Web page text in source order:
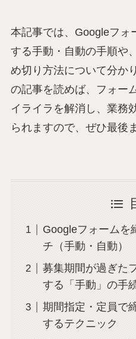
本記事では、Googleフォ
する手動・自動の手順や
め切り方法について分か
の記事を読めば、フォー
イライラを解消し、業務
られますので、ぜひ最後
Googleフォームを
チ（手動・自動）
募集期間が過ぎた
する「手動」の手
期間指定・定員で
するテクニック